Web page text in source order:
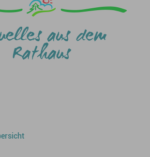
aus dem
Rathaus